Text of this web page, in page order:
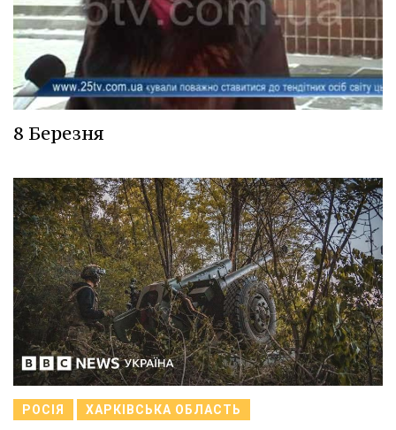
8 Березня
РОСІЯ ХАРКІВСЬКА ОБЛАСТЬ